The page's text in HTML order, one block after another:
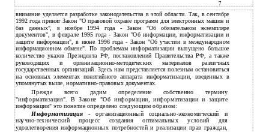
7
внимание уделяется разработке законодательства в этой области. Так, в сентябре
1992 года принят Закон "О правовой охране программ для электронных машин и
баз данных", в ноябре 1994 года - Закон "Об обязательном экземпляре
документов", в феврале 1995 года - Закон "Об информации, информатизации и
защите информации", в июне 1996 года - Закон "Об участии в международном
информационном обмене". По проблемам информатизации выпущено большое
количество указов Президента РФ, постановлений Правительства РФ, а также
руководящих и организационно-методических материалов различных
государственных организаций. Здесь нам представляется полезным остановиться
на основных элементах понятийного аппарата информатизации, введенных в
упомянутых выше, нормативно-правовых документах.
Прежде всего дадим определение собственно термину
"информатизация". В Законе "Об информации, информатизации и защите
информации" это понятие определено следующим образом:
Информатизация- организационный социально-экономический и
научно-технический процесс создания оптимальных условий для
удовлетворения информационных потребностей и реализации прав граждан,